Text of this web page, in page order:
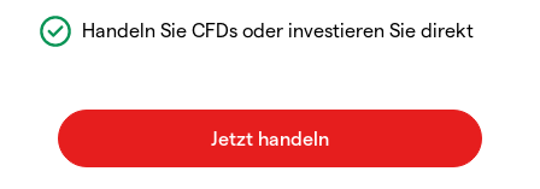
Handeln Sie CFDs oder investieren Sie direkt